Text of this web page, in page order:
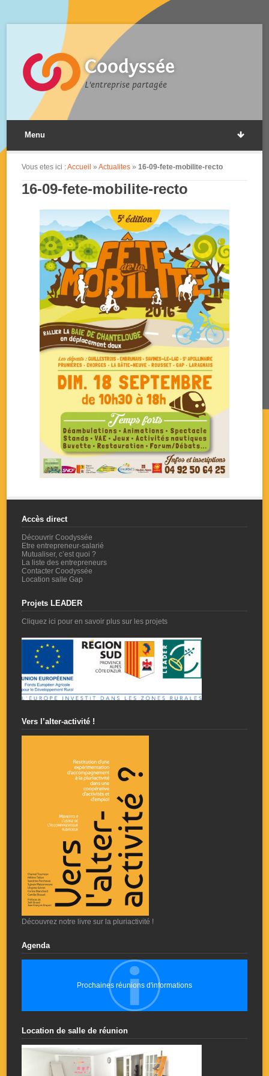
Coodyssée
L'entreprise partagée
Menu
Vous etes ici :Accueil »Actualites »16-09-fete-mobilite-recto
16-09-fete-mobilite-recto
Accès direct
Découvrir Coodyssée
Etre entrepreneur-salarié
Mutualiser, c’est quoi ?
La liste des entrepreneurs
Contacter Coodyssée
Location salle Gap
Projets LEADER
Cliquez ici pour en savoir plus sur les projets
Vers l’alter-activité !
Découvrez notre livre sur la pluriactivité !
Agenda
Prochaines réunions d'informations
Location de salle de réunion